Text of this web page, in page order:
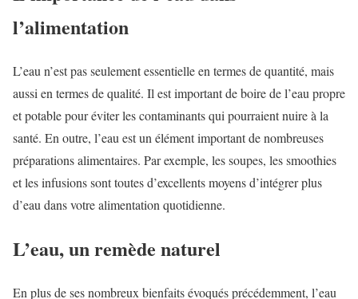
l’alimentation
L’eau n’est pas seulement essentielle en termes de quantité, mais
aussi en termes de qualité. Il est important de boire de l’eau propre
et potable pour éviter les contaminants qui pourraient nuire à la
santé. En outre, l’eau est un élément important de nombreuses
préparations alimentaires. Par exemple, les soupes, les smoothies
et les infusions sont toutes d’excellents moyens d’intégrer plus
d’eau dans votre alimentation quotidienne.
L’eau, un remède naturel
En plus de ses nombreux bienfaits évoqués précédemment, l’eau